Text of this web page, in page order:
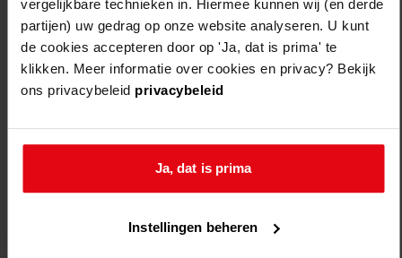
vergelijkbare technieken in. Hiermee kunnen wij (en derde
partijen) uw gedrag op onze website analyseren. U kunt
de cookies accepteren door op 'Ja, dat is prima' te
klikken. Meer informatie over cookies en privacy? Bekijk
ons privacybeleid privacybeleid
Ja, dat is prima
Instellingen beheren